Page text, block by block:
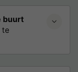
buurt
te